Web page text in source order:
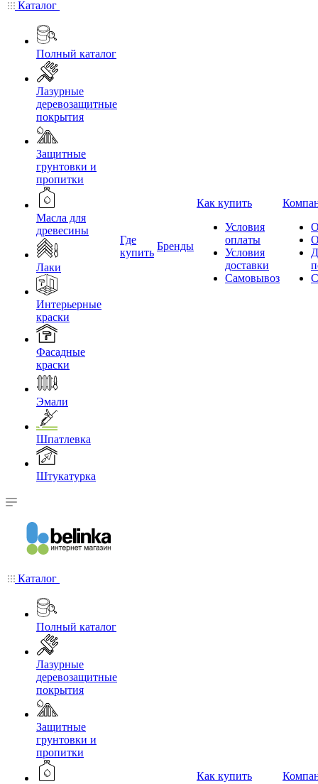
Каталог
Полный каталог
Лазурные
деревозащитные
покрытия
Защитные
грунтовки и
пропитки
Масла для
древесины
Лаки
Интерьерные
краски
Фасадные
краски
Эмали
Шпатлевка
Штукатурка
Где
купить
Бренды
Как купить
Условия
оплаты
Условия
доставки
Самовывоз
Каталог
Полный каталог
Лазурные
деревозащитные
покрытия
Защитные
грунтовки и
пропитки
Как купить